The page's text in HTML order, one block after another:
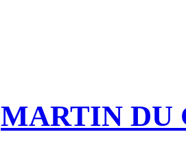
MARTIN DU